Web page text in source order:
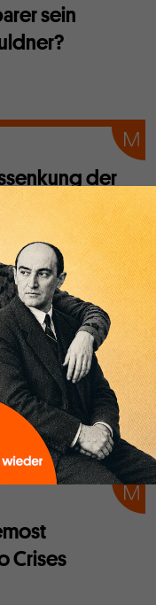
sein
der
Arab
Crises